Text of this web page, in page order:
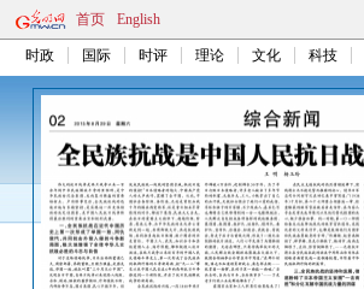
首页 English
时政 国际 时评 理论 文化 科技